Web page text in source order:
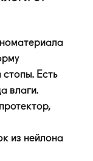
Есть
влаги.
из нейлона